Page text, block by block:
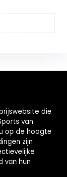
die
van
op de hoogte
zijn
van hun